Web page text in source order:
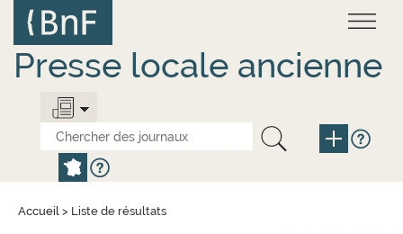
contenu
principal
Presse locale ancienne
Accueil > Liste de résultats
Panneau de gestion des cookies